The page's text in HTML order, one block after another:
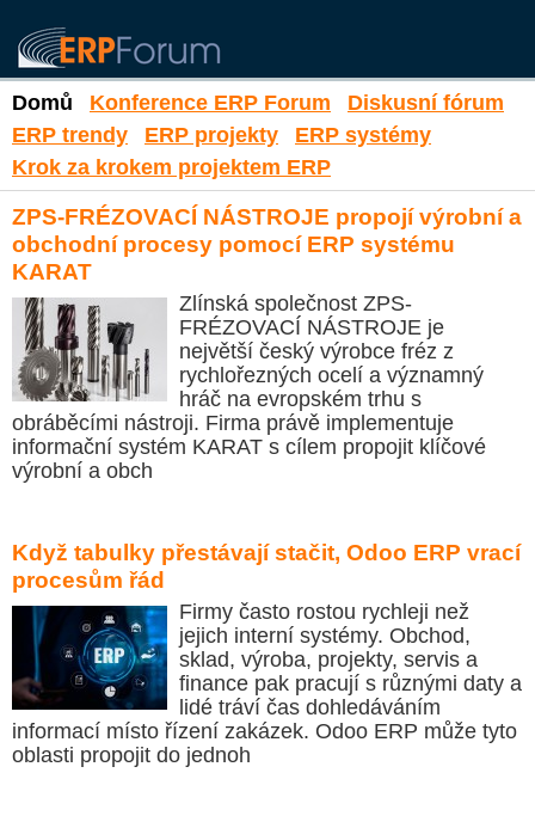
Domů Konference ERP Forum
Diskusní fórum
ERP trendy
ERP projekty
ERP systémy
Krok za krokem projektem ERP
ZPS-FRÉZOVACÍ NÁSTROJE propojí výrobní a
obchodní procesy pomocí ERP systému
KARAT
Zlínská společnost ZPS-
FRÉZOVACÍ NÁSTROJE je
největší český výrobce fréz z
rychlořezných ocelí a významný
hráč na evropském trhu s
obráběcími nástroji. Firma právě implementuje
informační systém KARAT s cílem propojit klíčové
výrobní a obch
Když tabulky přestávají stačit, Odoo ERP vrací
procesům řád
Firmy často rostou rychleji než
jejich interní systémy. Obchod,
sklad, výroba, projekty, servis a
finance pak pracují s různými daty a
lidé tráví čas dohledáváním
informací místo řízení zakázek. Odoo ERP může tyto
oblasti propojit do jednoh